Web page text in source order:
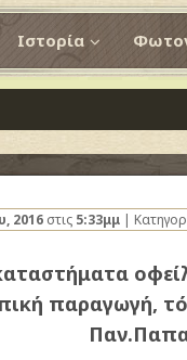
Ιστορία
2016 στις 5:33μμ |
παραγωγή,